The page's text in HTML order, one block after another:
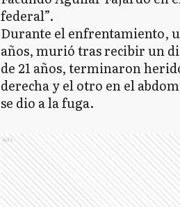
federal”.
Durante el enfrentamiento,
años, murió tras recibir un
de 21 años, terminaron
derecha y el otro en el
se dio a la fuga.
Ads